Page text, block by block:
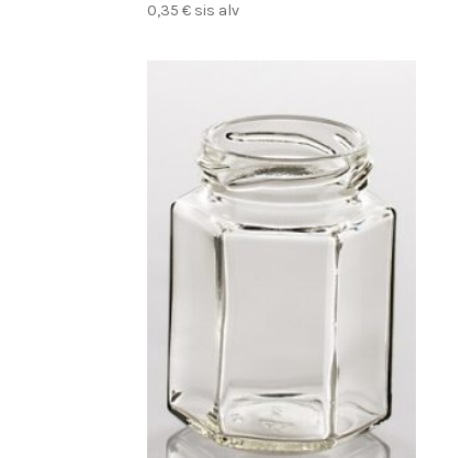
0,35€ sis alv